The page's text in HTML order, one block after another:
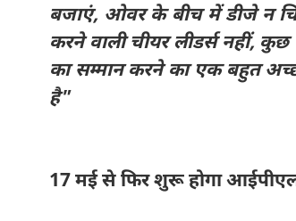
बजाएं, ओवर के बीच में डीजे न
करने वाली चीयर लीडर्स नहीं,
का सम्मान करने का एक बहुत
है"
17 मई से फिर शुरू होगा